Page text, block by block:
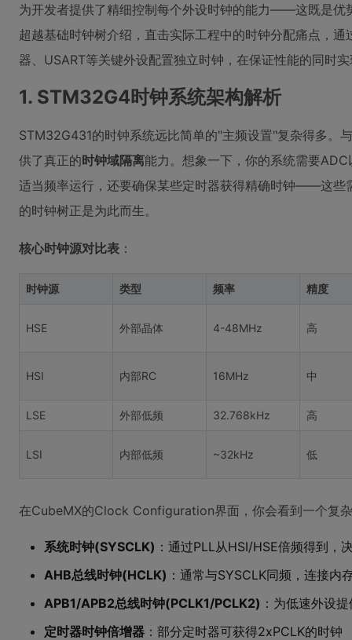
为开发者提供了精细控制每个外设时钟的能力——这既是优
超越基础时钟树介绍，直击实际工程中的时钟分配痛点，
器、USART等关键外设配置独立时钟，在保证性能的同时
1. STM32G4时钟系统架构解析
STM32G431的时钟系统远比简单的"主频设置"复杂得多。
供了真正的时钟域隔离能力。想象一下，你的系统需要
适当频率运行，还要确保某些定时器获得精确时钟——这些
的时钟树正是为此而生。
核心时钟源对比表 ：
时钟源 类型 频率 精度
HSE 外部晶体 4-48MHz 高
HSI 内部RC 16MHz 中
LSE 外部低频 32.768kHz 高
LSI 内部低频 ~32kHz 低
在CubeMX的Clock Configuration界面，你会看到一个复
系统时钟(SYSCLK) ：通过PLL从HSI/HSE倍频得到，
AHB总线时钟(HCLK) ：通常与SYSCLK同频，连接内
APB1/APB2总线时钟(PCLK1/PCLK2) ：为低速外设
定时器时钟倍增器 ：部分定时器可获得2xPCLK的时钟